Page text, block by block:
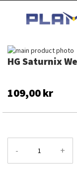
INNEHÅLLET
HG Saturnix
109,00 kr
- +
Hoppa
till
bildgalleriet
Hoppa
av
bildgalleriet